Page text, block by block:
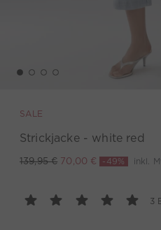
SALE
Strickjacke - white red
139,95 € 70,00 € -49% inkl.
3